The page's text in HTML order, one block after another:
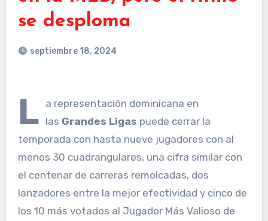
se desploma
septiembre 18, 2024
L a representación dominicana en
las Grandes Ligas puede cerrar la
temporada con hasta nueve jugadores con al
menos 30 cuadrangulares, una cifra similar con
el centenar de carreras remolcadas, dos
lanzadores entre la mejor efectividad y cinco de
los 10 más votados al Jugador Más Valioso de